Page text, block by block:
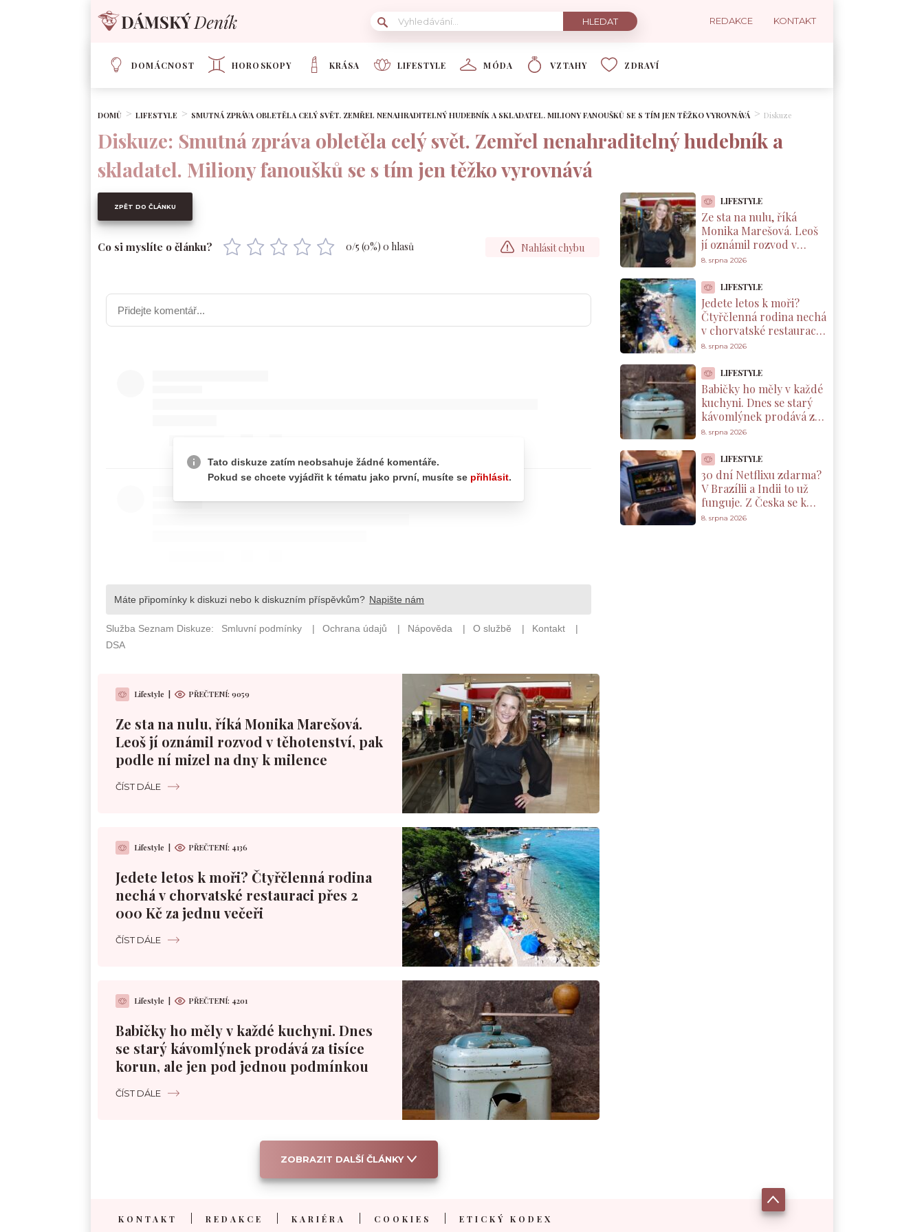
REDAKCE KONTAKT
DOMÁCNOST HOROSKOPY KRÁSA LIFESTYLE MÓDA VZTAHY ZDRAVÍ
DOMŮ LIFESTYLE SMUTNÁ ZPRÁVA OBLETĚLA CELÝ SVĚT. ZEMŘEL NENAHRADITELNÝ HUDEBNÍK A SKLADATEL. MILIONY FANOUŠKŮ SE S TÍM JEN TĚŽKO VYROVNÁVÁ Diskuze
Diskuze: Smutná zpráva obletěla celý svět. Zemřel nenahraditelný hudebník a
skladatel. Miliony fanoušků se s tím jen těžko vyrovnává
ZPĚT DO ČLÁNKU
Co si myslíte o článku? 0/5 (0%) 0 hlasů Nahlásit chybu
Lifestyle PŘEČTENÍ: 9059
Ze sta na nulu, říká Monika Marešová.
Leoš jí oznámil rozvod v těhotenství, pak
podle ní mizel na dny k milence
ČÍST DÁLE
Lifestyle PŘEČTENÍ: 4136
Jedete letos k moři? Čtyřčlenná rodina
nechá v chorvatské restauraci přes 2
000 Kč za jednu večeři
ČÍST DÁLE
Lifestyle PŘEČTENÍ: 4201
Babičky ho měly v každé kuchyni. Dnes
se starý kávomlýnek prodává za tisíce
korun, ale jen pod jednou podmínkou
ČÍST DÁLE
ZOBRAZIT DALŠÍ ČLÁNKY
LIFESTYLE
Ze sta na nulu, říká
Monika Marešová. Leoš
jí oznámil rozvod v
těhotenství, pak podle
milence
8. srpna 2026
LIFESTYLE
Jedete letos k moři?
Čtyřčlenná rodina nechá
v chorvatské restauraci
přes 2 000 Kč za jednu
8. srpna 2026
LIFESTYLE
Babičky ho měly v každé
kuchyni. Dnes se starý
kávomlýnek prodává za
tisíce korun, ale jen pod
8. srpna 2026
LIFESTYLE
30 dní Netflixu zdarma?
V Brazílii a Indii to už
funguje. Z Česka se k
nabídce dostanete taky
8. srpna 2026
KONTAKT REDAKCE KARIÉRA COOKIES ETICKÝ KODEX